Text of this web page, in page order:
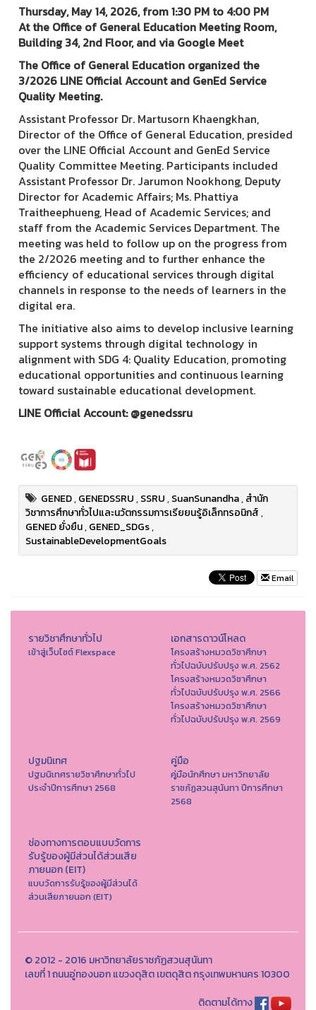
Thursday, May 14, 2026, from 1:30 PM to 4:00 PM
At the Office of General Education Meeting Room,
Building 34, 2nd Floor, and via Google Meet
The Office of General Education organized the
3/2026 LINE Official Account and GenEd Service
Quality Meeting.
Assistant Professor Dr. Martusorn Khaengkhan,
Director of the Office of General Education, presided
over the LINE Official Account and GenEd Service
Quality Committee Meeting. Participants included
Assistant Professor Dr. Jarumon Nookhong, Deputy
Director for Academic Affairs; Ms. Phattiya
Traitheephueng, Head of Academic Services; and
staff from the Academic Services Department. The
meeting was held to follow up on the progress from
the 2/2026 meeting and to further enhance the
efficiency of educational services through digital
channels in response to the needs of learners in the
digital era.
The initiative also aims to develop inclusive learning
support systems through digital technology in
alignment with SDG 4: Quality Education, promoting
educational opportunities and continuous learning
toward sustainable educational development.
LINE Official Account: @genedssru
GENED,GENEDSSRU,SSRU,SuanSunandha,สำนัก
วิชาการศึกษาทั่วไปและนวัตกรรมการเรียยนรู้อิเล็กทรอนิกส์,
GENED ยั่งยืน,GENED_SDGs,
SustainableDevelopmentGoals
Email
รายวิชาศึกษาทั่วไป
เข้าสู่เว็บไซต์ Flexspace
เอกสารดาวน์โหลด
โครงสร้างหมวดวิชาศึกษา
ทั่วไปฉบับปรับปรุง พ.ศ. 2562
โครงสร้างหมวดวิชาศึกษา
ทั่วไปฉบับปรับปรุง พ.ศ. 2566
โครงสร้างหมวดวิชาศึกษา
ทั่วไปฉบับปรับปรุง พ.ศ. 2569
ปฐมนิเทศ
ปฐมนิเทศรายวิชาศึกษาทั่วไป
ประจำปีการศึกษา 2568
คู่มือ
คู่มือนักศึกษา มหาวิทยาลัย
ราชภัฏสวนสุนันทา ปีการศึกษา
2568
ช่องทางการตอบแบบวัดการ
รับรู้ของผู้มีส่วนได้ส่วนเสีย
ภายนอก (EIT)
แบบวัดการรับรู้ของผู้มีส่วนได้
ส่วนเสียภายนอก (EIT)
© 2012 - 2016 มหาวิทยาลัยราชภัฏสวนสุนันทา
เลขที่ 1 ถนนอู่ทองนอก แขวงดุสิต เขตดุสิต กรุงเทพมหานคร 10300
ติดตามได้ทาง